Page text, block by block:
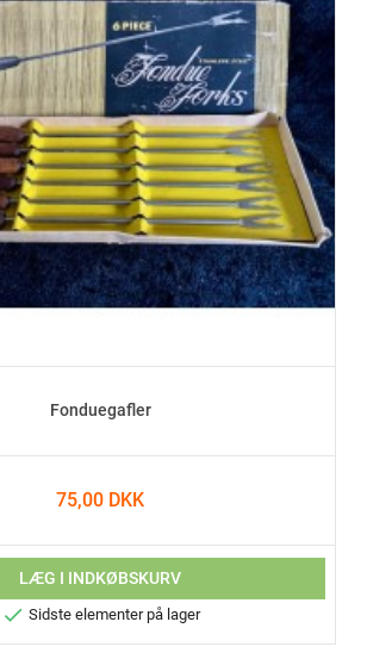
Fonduegafler
75,00 DKK
LÆG I INDKØBSKURV
 Sidste elementer på lager